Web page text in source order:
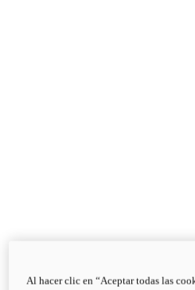
Diavel
Al hacer clic en “Aceptar todas las